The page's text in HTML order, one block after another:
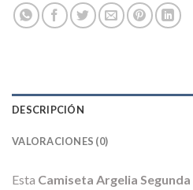
DESCRIPCIÓN
VALORACIONES (0)
Esta Camiseta Argelia